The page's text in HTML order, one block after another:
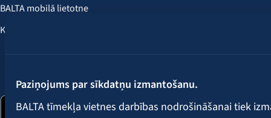
Paziņojums par sīkdatņu izmantošanu.
BALTA tīmekļa vietnes darbības nodrošināšanai tiek
BALTA mobilā lietotne
Klientu labumi